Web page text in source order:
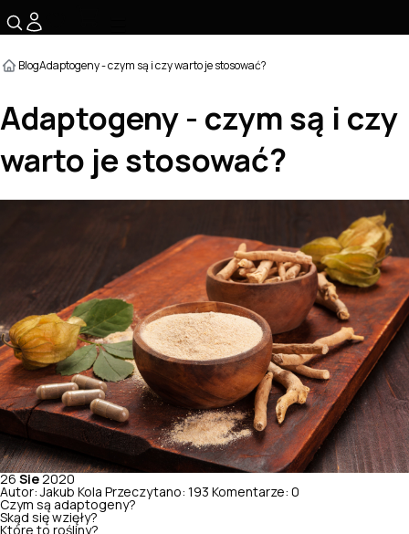
BlogAdaptogeny - czym są i czy warto je stosować?
Adaptogeny - czym są i czy
warto je stosować?
26 Sie 2020
Autor: Jakub Kola Przeczytano: 193 Komentarze: 0
Czym są adaptogeny?
Skąd się wzięły?
Które to rośliny?